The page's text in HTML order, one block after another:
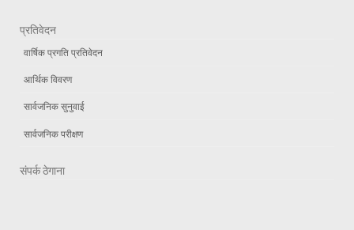
प्रतिवेदन
वार्षिक प्रगति प्रतिवेदन
आर्थिक विवरण
सार्वजनिक सुनुवाई
सार्वजनिक परीक्षण
संपर्क ठेगाना